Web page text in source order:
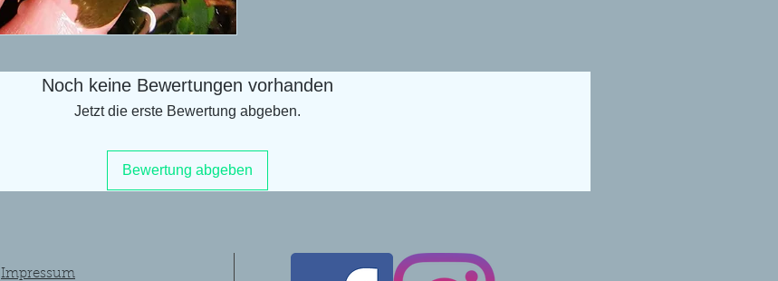
Noch keine Bewertungen vorhanden
Jetzt die erste Bewertung abgeben.
Bewertung abgeben
Impressum